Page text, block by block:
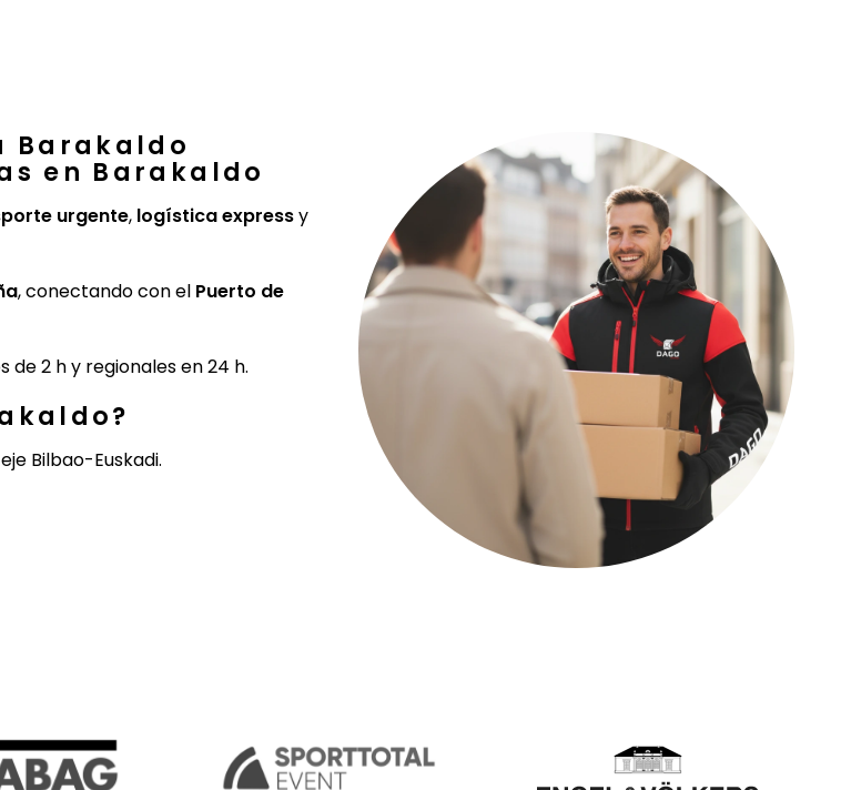
Barakaldo
en Barakaldo
urgente, logística expressy
, conectando con el Puerto de
2 h y regionales en 24 h.
Bilbao-Euskadi.